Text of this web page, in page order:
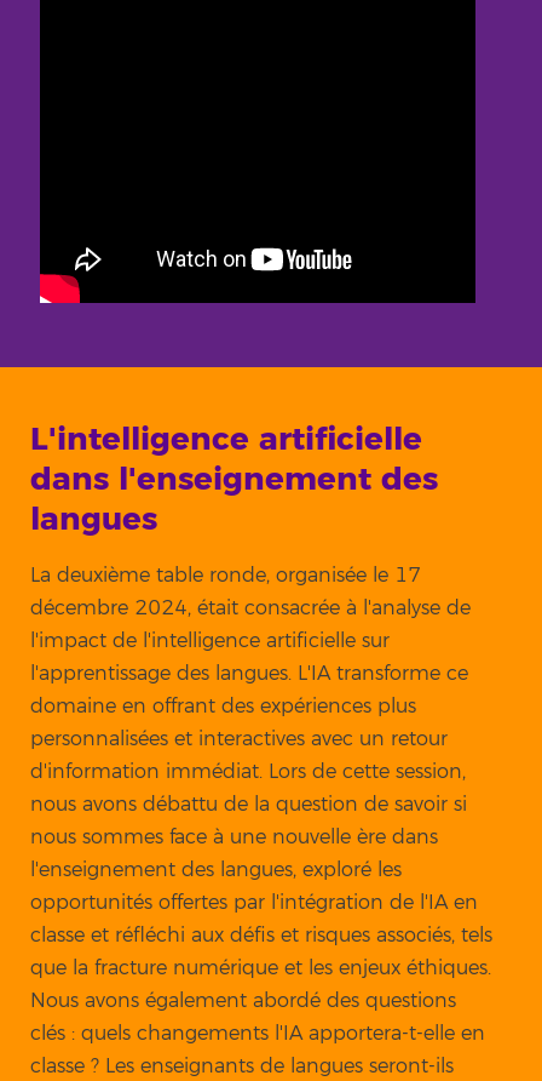
L'intelligence artificielle
dans l'enseignement des
langues
La deuxième table ronde, organisée le 17
décembre 2024, était consacrée à l'analyse de
l'impact de l'intelligence artificielle sur
l'apprentissage des langues. L'IA transforme ce
domaine en offrant des expériences plus
personnalisées et interactives avec un retour
d'information immédiat. Lors de cette session,
nous avons débattu de la question de savoir si
nous sommes face à une nouvelle ère dans
l'enseignement des langues, exploré les
opportunités offertes par l'intégration de l'IA en
classe et réfléchi aux défis et risques associés, tels
que la fracture numérique et les enjeux éthiques.
Nous avons également abordé des questions
clés : quels changements l'IA apportera-t-elle en
classe ? Les enseignants de langues seront-ils